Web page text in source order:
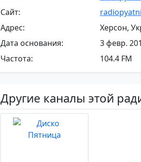
Сайт:
Адрес:
Херсон,
Дата основания:
3 февр.
Частота:
104.4 FM
Другие каналы этой